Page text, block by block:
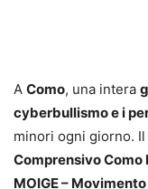
A Como, una intera
cyberbullismo e i
minori ogni giorno. Il
Comprensivo Como
MOIGE –